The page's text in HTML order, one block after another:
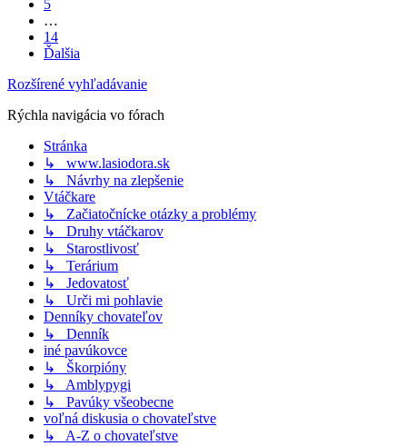
5
…
14
Ďalšia
Rozšírené vyhľadávanie
Rýchla navigácia vo fórach
Stránka
↳ www.lasiodora.sk
↳ Návrhy na zlepšenie
Vtáčkare
↳ Začiatočnícke otázky a problémy
↳ Druhy vtáčkarov
↳ Starostlivosť
↳ Terárium
↳ Jedovatosť
↳ Urči mi pohlavie
Denníky chovateľov
↳ Denník
iné pavúkovce
↳ Škorpióny
↳ Amblypygi
↳ Pavúky všeobecne
voľná diskusia o chovateľstve
↳ A-Z o chovateľstve